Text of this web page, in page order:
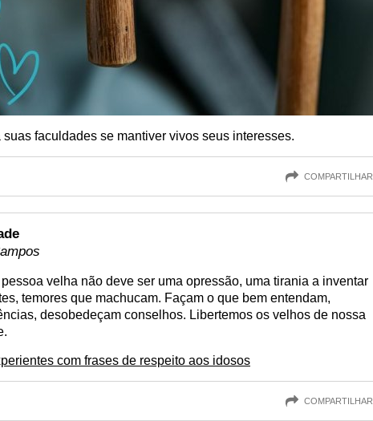
faculdades se mantiver vivos seus interesses.
COMPARTILHAR
velha não deve ser uma opressão, uma tirania a inventar
temores que machucam. Façam o que bem entendam,
desobedeçam conselhos. Libertemos os velhos de nossa
com frases de respeito aos idosos
COMPARTILHAR